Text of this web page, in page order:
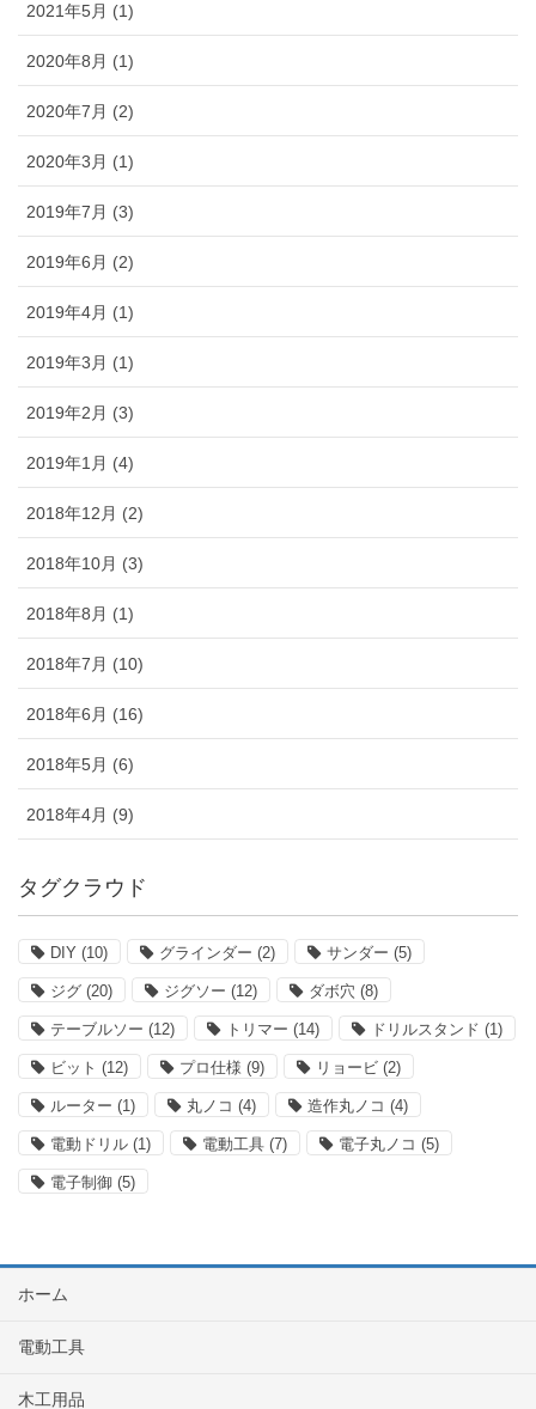
2021年5月 (1)
2020年8月 (1)
2020年7月 (2)
2020年3月 (1)
2019年7月 (3)
2019年6月 (2)
2019年4月 (1)
2019年3月 (1)
2019年2月 (3)
2019年1月 (4)
2018年12月 (2)
2018年10月 (3)
2018年8月 (1)
2018年7月 (10)
2018年6月 (16)
2018年5月 (6)
2018年4月 (9)
タグクラウド
DIY (10) グラインダー (2) サンダー (5)
ジグ (20) ジグソー (12) ダボ穴 (8)
テーブルソー (12) トリマー (14) ドリルスタンド (1)
ビット (12) プロ仕様 (9) リョービ (2)
ルーター (1) 丸ノコ (4) 造作丸ノコ (4)
電動ドリル (1) 電動工具 (7) 電子丸ノコ (5)
電子制御 (5)
ホーム
電動工具
木工用品